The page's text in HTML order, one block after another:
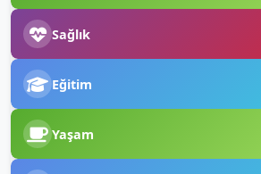
Sağlık
Eğitim
Yaşam